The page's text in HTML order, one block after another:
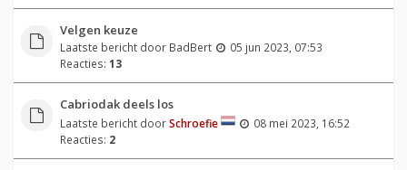
Velgen keuze
Laatste bericht door BadBert
05 jun 2023, 07:53
Reacties: 13
Cabriodak deels los
Laatste bericht doorSchroefie
08 mei 2023, 16:52
Reacties: 2